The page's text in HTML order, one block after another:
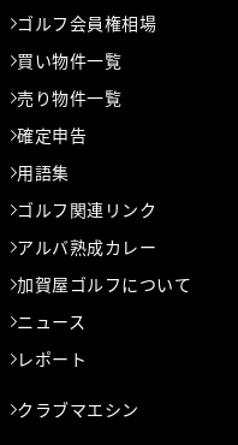
ゴルフ会員権相場
買い物件一覧
売り物件一覧
確定申告
用語集
ゴルフ関連リンク
アルバ熟成カレー
加賀屋ゴルフについて
ニュース
レポート
クラブマエシン